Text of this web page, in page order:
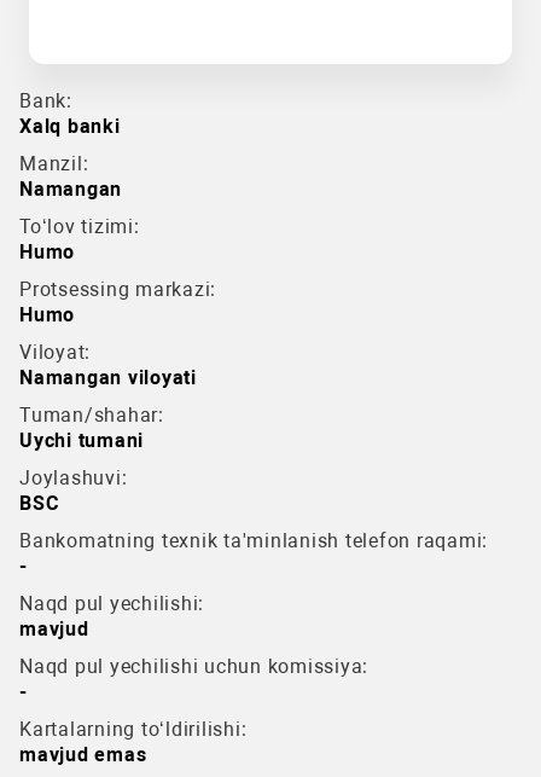
Bank:
Xalq banki
Manzil:
Namangan
To‘lov tizimi:
Humo
Protsessing markazi:
Humo
Viloyat:
Namangan viloyati
Tuman/shahar:
Uychi tumani
Joylashuvi:
BSC
Bankomatning texnik ta'minlanish telefon raqami:
-
Naqd pul yechilishi:
mavjud
Naqd pul yechilishi uchun komissiya:
-
Kartalarning to‘ldirilishi:
mavjud emas